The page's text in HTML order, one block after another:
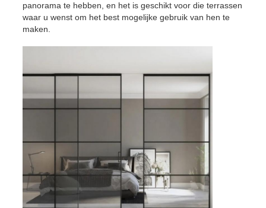
panorama te hebben, en het is geschikt voor die terrassen
waar u wenst om het best mogelijke gebruik van hen te
maken.